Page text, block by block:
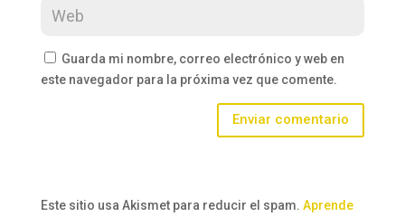
Guarda mi nombre, correo electrónico y web en
este navegador para la próxima vez que comente.
Enviar comentario
Este sitio usa Akismet para reducir el spam. Aprende